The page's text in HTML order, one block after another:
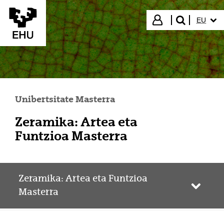
Eduki nagusira joan
Hasi saioa
bilatu"
EU
Unibertsitate Masterra
Zeramika: Artea eta
Funtzioa Masterra
Zeramika: Artea eta Funtzioa
Masterra